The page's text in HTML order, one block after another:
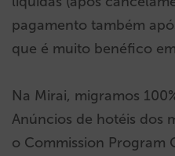
pagamento também
que é muito benéfico
Na Mirai, migramos
Anúncios de hotéis dos
o Commission Program